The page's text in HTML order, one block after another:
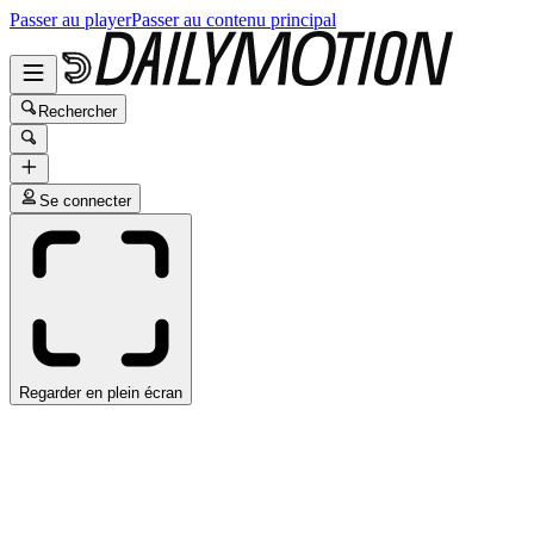
Passer au playerPasser au contenu principal
Rechercher
Se connecter
Regarder en plein écran